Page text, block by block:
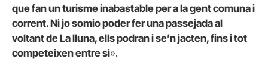
que fan un turisme inabastable per a la gent comuna i
corrent. Ni jo somio poder fer una passejada al
voltant de La lluna, ells podran i se’n jacten, fins i tot
competeixen entre si».